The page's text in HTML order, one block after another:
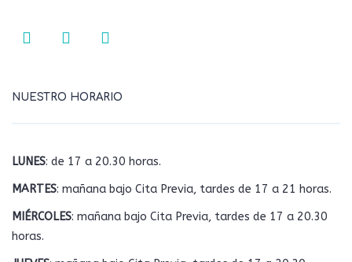
NUESTRO HORARIO
LUNES: de 17 a 20.30 horas.
MARTES: mañana bajo Cita Previa, tardes de 17 a 21 horas.
MIÉRCOLES: mañana bajo Cita Previa, tardes de 17 a 20.30
horas.